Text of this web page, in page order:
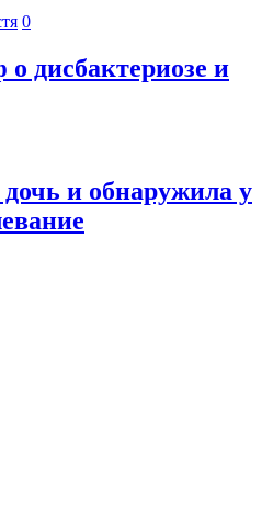
0
дисбактериозе и
и обнаружила у